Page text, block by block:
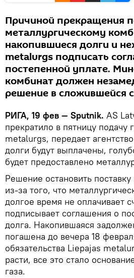
Причиной прекращения
металлургическому
накопившиеся долги и
metalurgs подписать
постепенной уплате.
комбинат должен
решение в сложившейся
РИГА, 19 фев — Sputnik. AS
прекратило в пятницу подачу
metalurgs, передает
долги будут выплачены,
будет предоставлено
Решение остановить
из-за того, что
долгое время не оплачивает
подписывает соглашения о
долга. Накопившаяся
погашена до вечера 18
обязательства Liepаjas
расти, все это стало
газа.